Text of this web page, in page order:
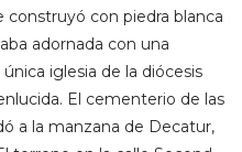
construyó con piedra blanca
adornada con una
iglesia de la diócesis
El cementerio de las
a la manzana de Decatur,